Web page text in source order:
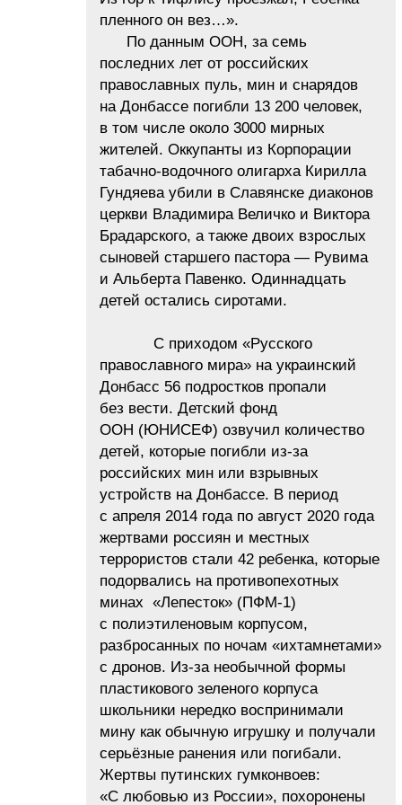
пленного он вез…».
По данным ООН, за семь
последних лет от российских
православных пуль, мин и снарядов
на Донбассе погибли 13 200 человек,
в том числе около 3000 мирных
жителей. Оккупанты из Корпорации
табачно-водочного олигарха Кирилла
Гундяева убили в Славянске диаконов
церкви Владимира Величко и Виктора
Брадарского, а также двоих взрослых
сыновей старшего пастора — Рувима
и Альберта Павенко. Одиннадцать
детей остались сиротами.
С приходом «Русского
православного мира» на украинский
Донбасс 56 подростков пропали
без вести. Детский фонд
ООН (ЮНИСЕФ) озвучил количество
детей, которые погибли из-за
российских мин или взрывных
устройств на Донбассе. В период
с апреля 2014 года по август 2020 года
жертвами россиян и местных
террористов стали 42 ребенка, которые
подорвались на противопехотных
минах «Лепесток» (ПФМ-1)
с полиэтиленовым корпусом,
разбросанных по ночам «ихтамнетами»
с дронов. Из-за необычной формы
пластикового зеленого корпуса
школьники нередко воспринимали
мину как обычную игрушку и получали
серьёзные ранения или погибали.
Жертвы путинских гумконвоев:
«С любовью из России», похоронены